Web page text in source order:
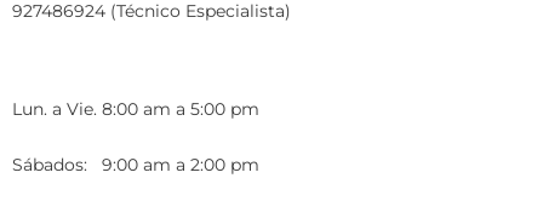
927486924 (Técnico Especialista)
Lun. a Vie. 8:00 am a 5:00 pm
Sábados: 9:00 am a 2:00 pm